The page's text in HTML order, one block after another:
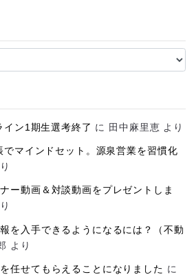
ン1期生選考終了 に 田中麻里恵 より
マインドセット。源泉営業を習慣化
ー動画＆対談動画をプレゼントしま
を入手できるようになるには？（不動
より
任せてもらえることになりました に